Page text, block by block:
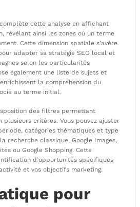
cette analyse en affichant
révélant ainsi les zones où un terme
Cette dimension spatiale s’avère
adapter sa stratégie SEO local et
selon les particularités
également une liste de sujets et
la compréhension du
au terme initial.
des filtres permettant
plusieurs critères. Vous pouvez ajuster
catégories thématiques et type
recherche classique, Google Images,
ou Google Shopping. Cette
d’opportunités spécifiques
et vos objectifs marketing.
pour